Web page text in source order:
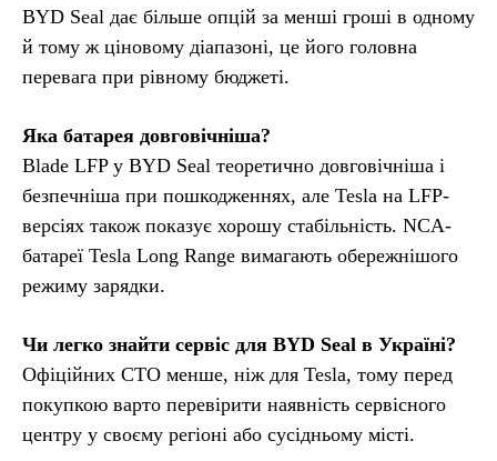
BYD Seal дає більше опцій за менші гроші в одному
й тому ж ціновому діапазоні, це його головна
перевага при рівному бюджеті.
Яка батарея довговічніша?
Blade LFP у BYD Seal теоретично довговічніша і
безпечніша при пошкодженнях, але Tesla на LFP-
версіях також показує хорошу стабільність. NCA-
батареї Tesla Long Range вимагають обережнішого
режиму зарядки.
Чи легко знайти сервіс для BYD Seal в Україні?
Офіційних СТО менше, ніж для Tesla, тому перед
покупкою варто перевірити наявність сервісного
центру у своєму регіоні або сусідньому місті.